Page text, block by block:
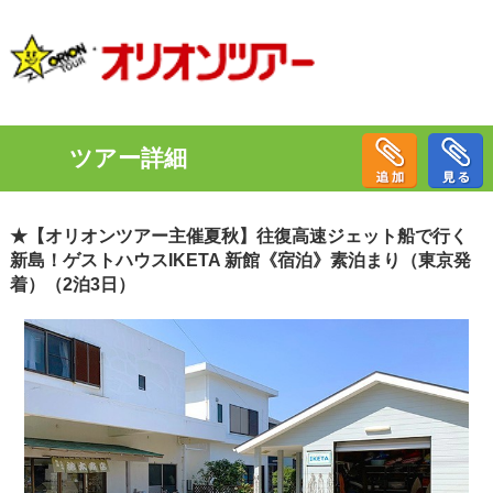
ツアー詳細
★【オリオンツアー主催夏秋】往復高速ジェット船で行く
新島！ゲストハウスIKETA 新館《宿泊》素泊まり（東京発
着）（2泊3日）